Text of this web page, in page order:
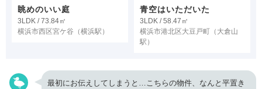
眺めのいい庭
3LDK / 73.84㎡
横浜市西区宮ケ谷 （横浜駅）
青空はいただいた
3LDK / 58.47㎡
横浜市港北区大豆戸町 （大倉山
駅）
最初にお伝えしてしまうと…こちらの物件、なんと平置き